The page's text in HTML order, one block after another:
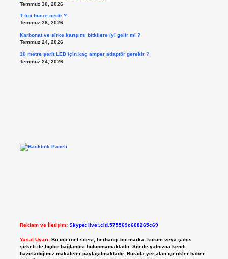
Temmuz 30, 2026
T tipi hücre nedir ?
Temmuz 28, 2026
Karbonat ve sirke karışımı bitkilere iyi gelir mi ?
Temmuz 24, 2026
10 metre şerit LED için kaç amper adaptör gerekir ?
Temmuz 24, 2026
Reklam ve İletişim: Skype: live:.cid.575569c608265c69
Yasal Uyarı: Bu internet sitesi, herhangi bir marka, kurum veya şahıs
şirketi ile hiçbir bağlantısı bulunmamaktadır. Sitede yalnızca kendi
hazırladığımız makaleler paylaşılmaktadır. Burada yer alan içerikler haber